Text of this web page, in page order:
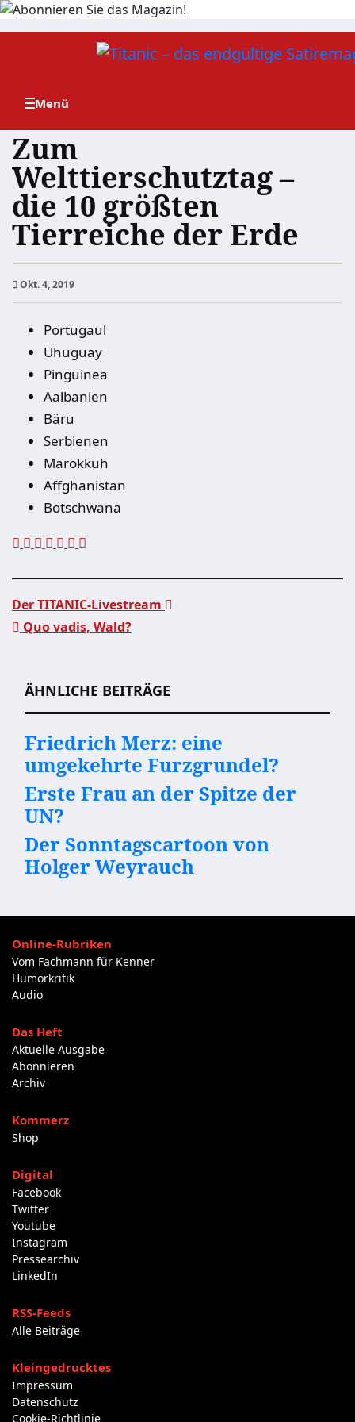
Zum
Zum
Welttierschutztag –
die 10 größten
Tierreiche der Erde
Okt. 4, 2019
Portugaul
Uhuguay
Pinguinea
Aalbanien
Bäru
Serbienen
Marokkuh
Affghanistan
Botschwana
Der TITANIC-Livestream
Quo vadis, Wald?
ÄHNLICHE BEITRÄGE
Friedrich Merz: eine
umgekehrte Furzgrundel?
Erste Frau an der Spitze der
UN?
Der Sonntagscartoon von
Holger Weyrauch
Online-Rubriken
Vom Fachmann für Kenner
Humorkritik
Audio
Das Heft
Aktuelle Ausgabe
Abonnieren
Archiv
Kommerz
Shop
Digital
Facebook
Twitter
Youtube
Instagram
Pressearchiv
LinkedIn
RSS-Feeds
Alle Beiträge
Kleingedrucktes
Impressum
Datenschutz
Cookie-Richtlinie